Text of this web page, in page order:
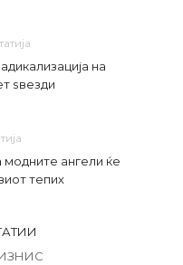
на
ѕвезди
модните ангели ќе
тепих